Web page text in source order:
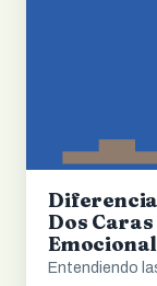
Dos
Emocional
Entendiendo